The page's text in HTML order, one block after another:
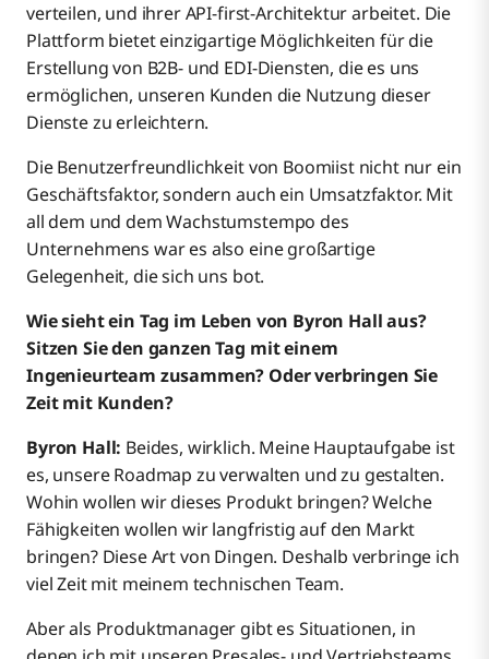
verteilen, und ihrer API-first-Architektur arbeitet. Die
Plattform bietet einzigartige Möglichkeiten für die
Erstellung von B2B- und EDI-Diensten, die es uns
ermöglichen, unseren Kunden die Nutzung dieser
Dienste zu erleichtern.
Die Benutzerfreundlichkeit von Boomiist nicht nur ein
Geschäftsfaktor, sondern auch ein Umsatzfaktor. Mit
all dem und dem Wachstumstempo des
Unternehmens war es also eine großartige
Gelegenheit, die sich uns bot.
Wie sieht ein Tag im Leben von Byron Hall aus?
Sitzen Sie den ganzen Tag mit einem
Ingenieurteam zusammen? Oder verbringen Sie
Zeit mit Kunden?
Byron Hall: Beides, wirklich. Meine Hauptaufgabe ist
es, unsere Roadmap zu verwalten und zu gestalten.
Wohin wollen wir dieses Produkt bringen? Welche
Fähigkeiten wollen wir langfristig auf den Markt
bringen? Diese Art von Dingen. Deshalb verbringe ich
viel Zeit mit meinem technischen Team.
Aber als Produktmanager gibt es Situationen, in